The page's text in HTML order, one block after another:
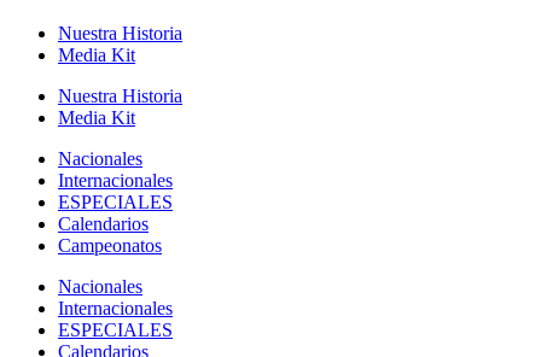
Nuestra Historia
Media Kit
Nuestra Historia
Media Kit
Nacionales
Internacionales
ESPECIALES
Calendarios
Campeonatos
Nacionales
Internacionales
ESPECIALES
Calendarios